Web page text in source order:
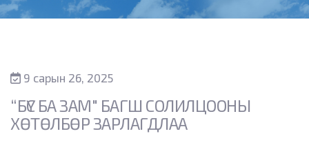
9 сарын 26, 2025
“БҮС БА ЗАМ" БАГШ СОЛИЛЦООНЫ
ХӨТӨЛБӨР ЗАРЛАГДЛАА